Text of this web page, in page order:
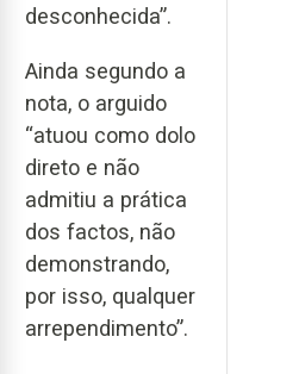
desconhecida”.
Ainda segundo a
nota, o arguido
“atuou como dolo
direto e não
admitiu a prática
dos factos, não
demonstrando,
por isso, qualquer
arrependimento”.